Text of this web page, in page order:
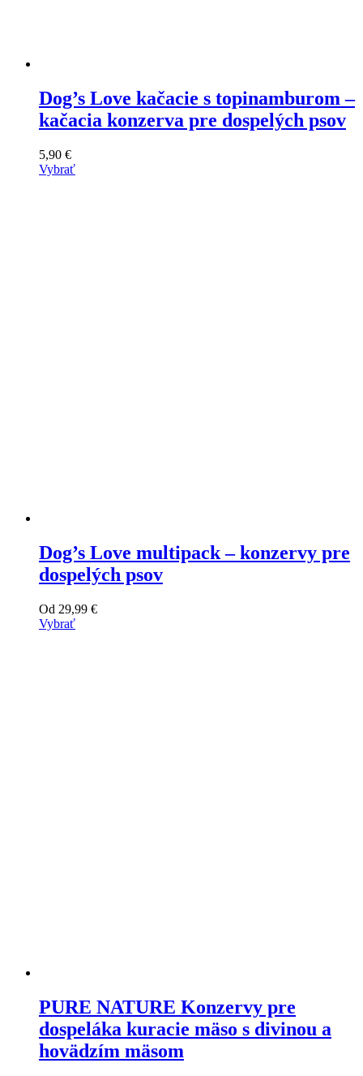
Dog’s Love kačacie s topinamburom –
kačacia konzerva pre dospelých psov
5,90 €
Vybrať
Dog’s Love multipack – konzervy pre
dospelých psov
Od 29,99 €
Vybrať
PURE NATURE Konzervy pre
dospeláka kuracie mäso s divinou a
hovädzím mäsom